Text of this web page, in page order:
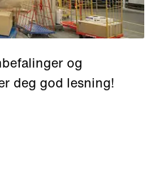
og
deg god lesning!